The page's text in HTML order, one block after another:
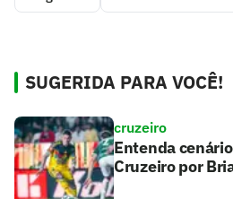
SUGERIDA PARA VOCÊ!
cruzeiro
Entenda
Cruzeiro por